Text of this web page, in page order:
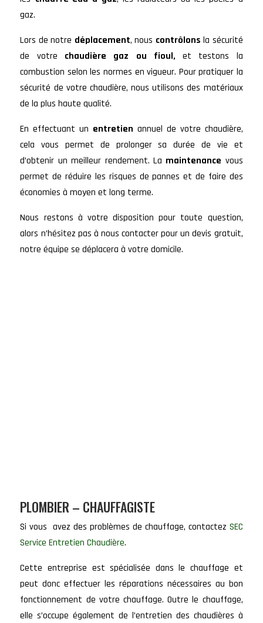
gaz.
Lors de notre déplacement, nous contrôlons la sécurité
de votre chaudière gaz ou fioul, et testons la
combustion selon les normes en vigueur. Pour pratiquer la
sécurité de votre chaudière, nous utilisons des matériaux
de la plus haute qualité.
En effectuant un entretien annuel de votre chaudière,
cela vous permet de prolonger sa durée de vie et
d’obtenir un meilleur rendement. La maintenance vous
permet de réduire les risques de pannes et de faire des
économies à moyen et long terme.
Nous restons à votre disposition pour toute question,
alors n’hésitez pas à nous contacter pour un devis gratuit,
notre équipe se déplacera à votre domicile.
PLOMBIER – CHAUFFAGISTE
Si vous avez des problèmes de chauffage, contactez SEC
Service Entretien Chaudière.
Cette entreprise est spécialisée dans le chauffage et
peut donc effectuer les réparations nécessaires au bon
fonctionnement de votre chauffage. Outre le chauffage,
elle s’occupe également de l’entretien des chaudières à